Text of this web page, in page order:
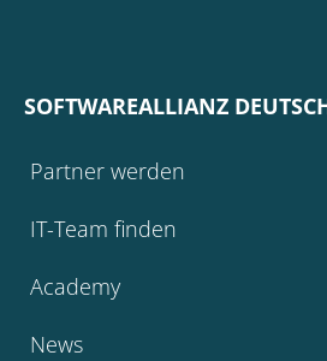
SOFTWAREALLIANZ
Partner werden
IT-Team finden
Academy
News